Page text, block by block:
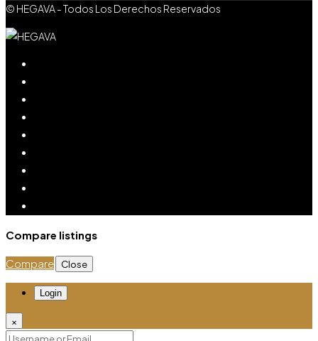
© HEGAVA - Todos Los Derechos Reservados
Compare listings
Compare Close
Login
×